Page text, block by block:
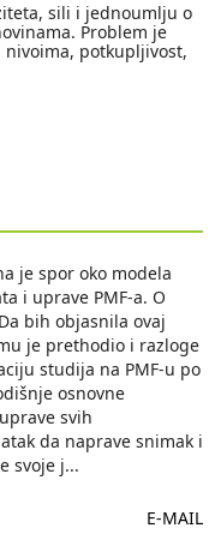
sili i jednoumlju o
Problem je
nivoima, potkupljivost,
je spor oko modela
i uprave PMF-a. O
bih objasnila ovaj
je prethodio i razloge
studija na PMF-u po
osnovne
svih
da naprave snimak i
svoje j...
E-MAIL